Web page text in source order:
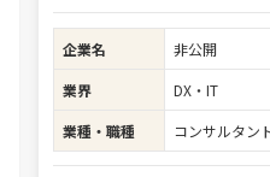
企業名
非公開
業界
DX・IT
業種・職種
コンサルタン